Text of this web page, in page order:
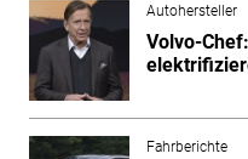
Autohersteller
Volvo-
Fahrberichte